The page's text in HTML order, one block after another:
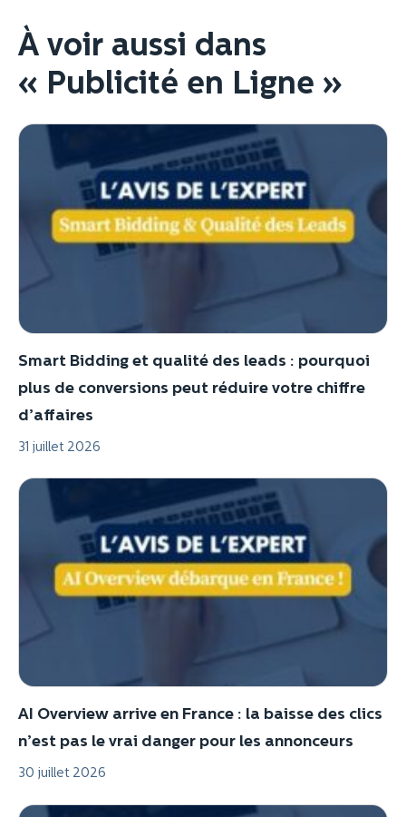
À voir aussi dans
« Publicité en Ligne »
Smart Bidding et qualité des leads : pourquoi
plus de conversions peut réduire votre chiffre
d’affaires
31 juillet 2026
AI Overview arrive en France : la baisse des clics
n’est pas le vrai danger pour les annonceurs
30 juillet 2026